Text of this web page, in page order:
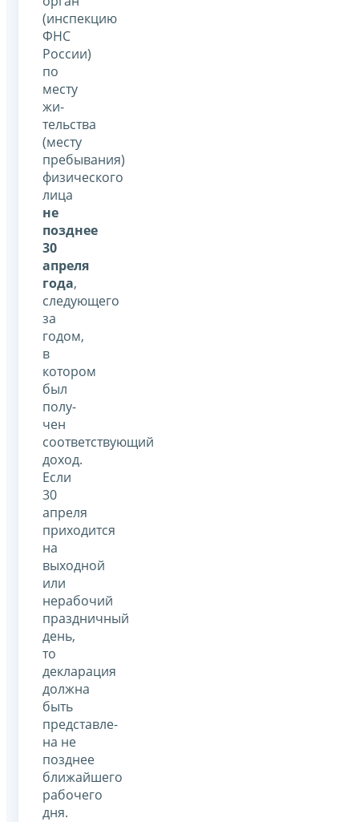
(инспекцию
ФНС
России)
по
месту
жи­
тельства
(месту
пребывания)
физического
лица
не
позднее
30
апреля
года,
следующего
за
годом,
в
котором
был
полу­
чен
соответствующий
доход.
Если
30
апреля
приходится
на
выходной
или
нерабочий
праздничный
день,
то
декларация
должна
быть
представле­
на не
позднее
ближайшего
рабочего
дня.